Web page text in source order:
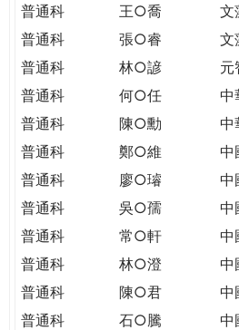
普通科
王○喬
文
普通科
張○睿
文
普通科
林○諺
元
普通科
何○任
中
普通科
陳○勳
中
普通科
鄭○維
中
普通科
廖○璿
中
普通科
吳○孺
中
普通科
常○軒
中
普通科
林○澄
中
普通科
陳○君
中
普通科
石○騰
中